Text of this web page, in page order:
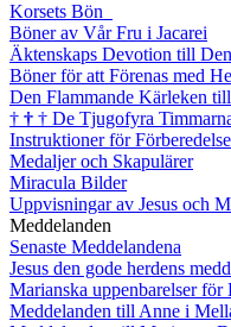
Korsets Bön
Böner av Vår Fru i Jacarei
Äktenskaps Devotion till
Böner för att Förenas med
Den Flammande Kärleken
† † † De Tjugofyra
Instruktioner för
Medaljer och Skapulärer
Miracula Bilder
Uppvisningar av Jesus och
Meddelanden
Senaste Meddelandena
Jesus den gode herdens
Marianska uppenbarelser
Meddelanden till Anne i